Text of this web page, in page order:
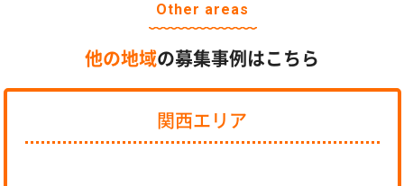
Other areas
他の地域の募集事例はこちら
関西エリア